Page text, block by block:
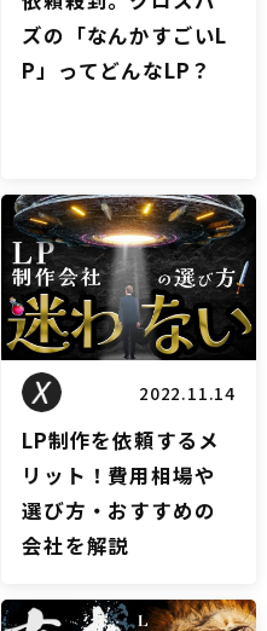
ズの「なんかすごいL
P」ってどんなLP？
LPブログ
2022.11.14
LP制作を依頼するメ
リット！費用相場や
選び方・おすすめの
会社を解説
LPブログ